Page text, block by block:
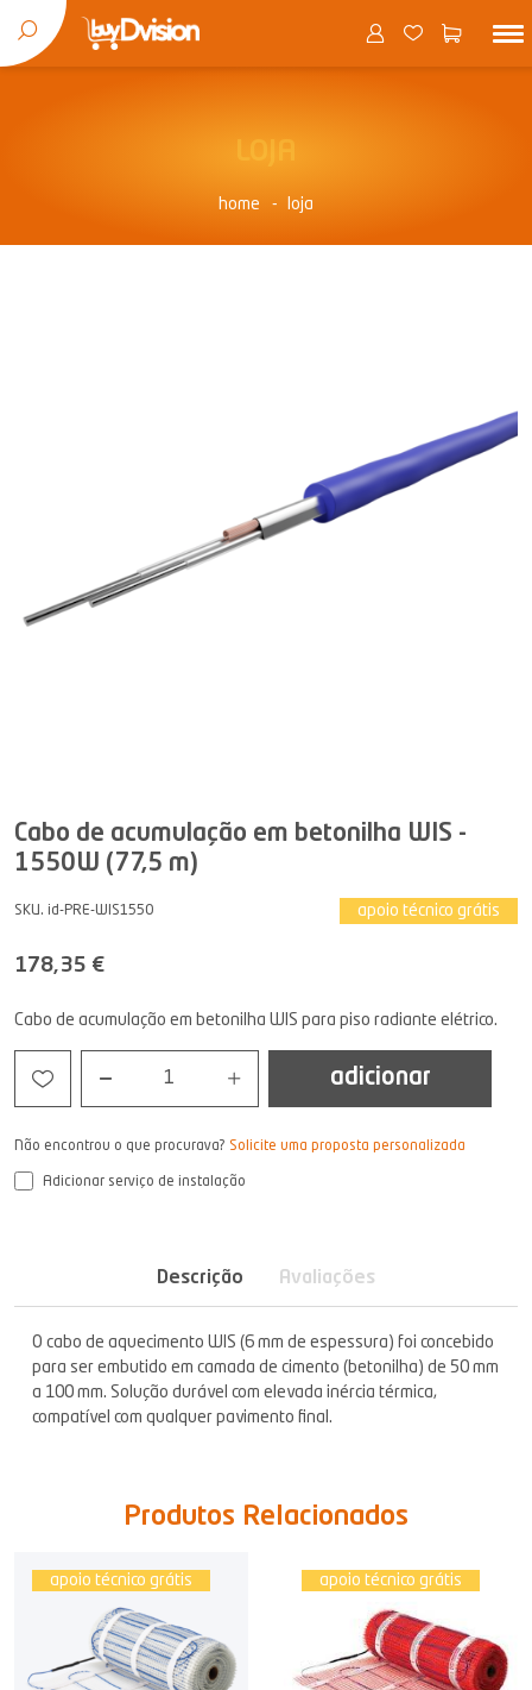
home loja
Cabo de acumulação em betonilha WIS -
1550W (77,5 m)
SKU. id-PRE-WIS1550 apoio técnico grátis
178,35 €
Cabo de acumulação em betonilha WIS para piso radiante elétrico.
1 adicionar
Não encontrou o que procurava? Solicite uma proposta personalizada
Adicionar serviço de instalação
Descrição Avaliações
O cabo de aquecimento WIS (6 mm de espessura) foi concebido
para ser embutido em camada de cimento (betonilha) de 50 mm
a 100 mm. Solução durável com elevada inércia térmica,
compatível com qualquer pavimento final.
Produtos Relacionados
apoio técnico grátis apoio técnico grátis